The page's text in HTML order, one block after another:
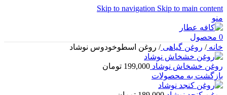
Skip to navigation Skip to main content
منو
0 محصول
خانه/ روغن گیاهی/ روغن اسطوخودوس نوشاد
روغن خشخاش نوشاد 199,000 تومان
بازگشت به محصولات